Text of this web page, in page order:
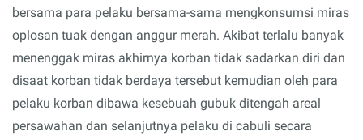
bersama para pelaku bersama-sama mengkonsumsi miras
oplosan tuak dengan anggur merah. Akibat terlalu banyak
menenggak miras akhirnya korban tidak sadarkan diri dan
disaat korban tidak berdaya tersebut kemudian oleh para
pelaku korban dibawa kesebuah gubuk ditengah areal
persawahan dan selanjutnya pelaku di cabuli secara